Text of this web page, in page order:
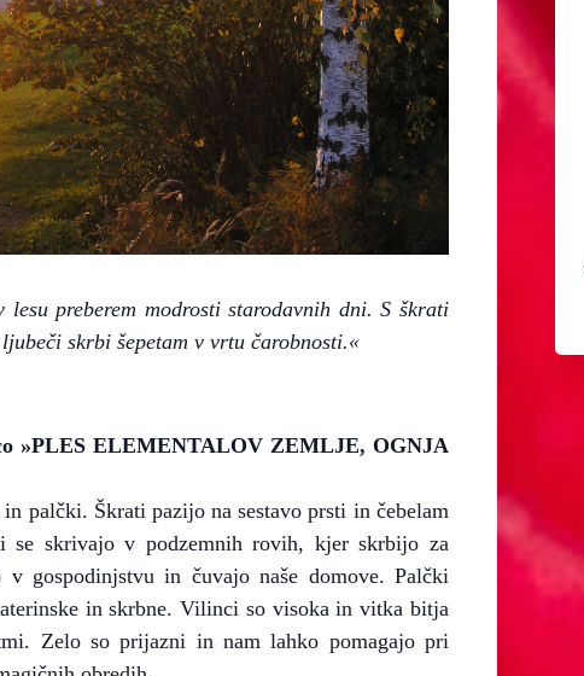
preberem modrosti starodavnih dni. S škrati
skrbi šepetam v vrtu čarobnosti.«
»PLES ELEMENTALOV ZEMLJE, OGNJA
palčki. Škrati pazijo na sestavo prsti in čebelam
se skrivajo v podzemnih rovih, kjer skrbijo za
gospodinjstvu in čuvajo naše domove. Palčki
in skrbne. Vilinci so visoka in vitka bitja
Zelo so prijazni in nam lahko pomagajo pri